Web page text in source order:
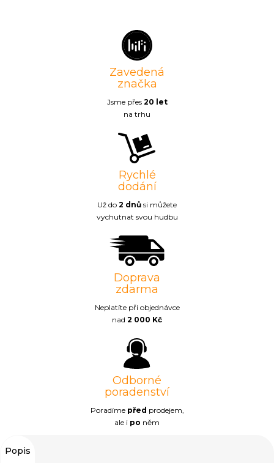
Zavedená
značka
Jsme přes 20 let
na trhu
Rychlé
dodání
Už do 2 dnů si můžete
vychutnat svou hudbu
Doprava
zdarma
Neplatíte při objednávce
nad 2 000 Kč
Odborné
poradenství
Poradíme před prodejem,
ale i po něm
Popis